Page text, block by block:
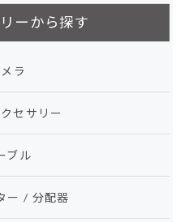
ーから探す
ラ
セサリー
ブル
ー / 分配器